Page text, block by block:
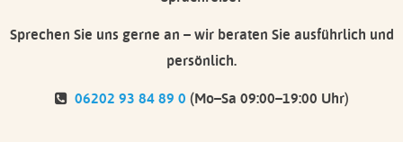
Sprechen Sie uns gerne an – wir beraten Sie ausführlich und
persönlich.
06202 93 84 89 0 (Mo–Sa 09:00–19:00 Uhr)